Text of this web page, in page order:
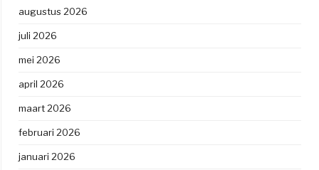
augustus 2026
juli 2026
mei 2026
april 2026
maart 2026
februari 2026
januari 2026